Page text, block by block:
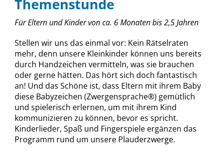
Themenstunde
Für Eltern und Kinder von ca. 6 Monaten bis 2,5 Jahren
Stellen wir uns das einmal vor: Kein Rätselraten
mehr, denn unsere Kleinkinder können uns bereits
durch Handzeichen vermitteln, was sie brauchen
oder gerne hätten. Das hört sich doch fantastisch
an! Und das Schöne ist, dass Eltern mit ihrem Baby
diese Babyzeichen (Zwergensprache®) gemütlich
und spielerisch erlernen, um mit ihrem Kind
kommunizieren zu können, bevor es spricht.
Kinderlieder, Spaß und Fingerspiele ergänzen das
Programm rund um unsere Plauderzwerge.